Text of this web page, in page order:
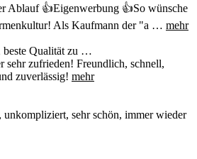
Ablauf 👍Eigenwerbung 👍So wünsche
Als Kaufmann der "a … mehr
beste Qualität zu …
sehr zufrieden! Freundlich, schnell,
zuverlässig! mehr
unkompliziert, sehr schön, immer wieder